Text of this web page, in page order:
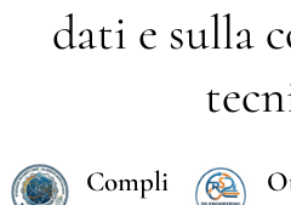
dati e sulla
Compli